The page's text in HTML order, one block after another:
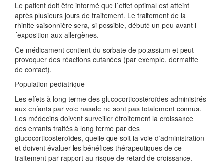
Le patient doit être informé que l´effet optimal est atteint
après plusieurs jours de traitement. Le traitement de la
rhinite saisonnière sera, si possible, débuté un peu avant l
´exposition aux allergènes.
Ce médicament contient du sorbate de potassium et peut
provoquer des réactions cutanées (par exemple, dermatite
de contact).
Population pédiatrique
Les effets à long terme des glucocorticostéroïdes administrés
aux enfants par voie nasale ne sont pas totalement connus.
Les médecins doivent surveiller étroitement la croissance
des enfants traités à long terme par des
glucocorticostéroïdes, quelle que soit la voie d’administration
et doivent évaluer les bénéfices thérapeutiques de ce
traitement par rapport au risque de retard de croissance.